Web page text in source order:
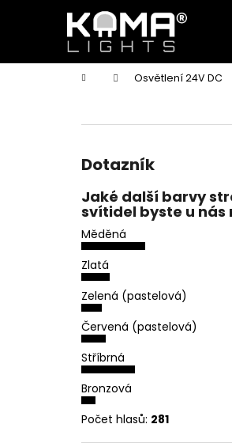
Domů Osvětlení 24V DC
Dotazník
Jaké další barvy
svítidel byste u nás
Měděná
Zlatá
Zelená (pastelová)
Červená (pastelová)
Stříbrná
Bronzová
Počet hlasů: 281
í
Zpět
do
Zpět
do